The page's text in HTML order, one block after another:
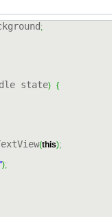
;
state) {
(this);
);